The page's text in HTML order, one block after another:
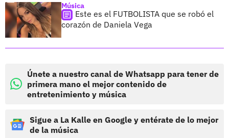
Música
Este es el FUTBOLISTA que se robó el
corazón de Daniela Vega
Únete a nuestro canal de Whatsapp para tener de
primera mano el mejor contenido de
entretenimiento y música
Sigue a La Kalle en Google y entérate de lo mejor
de la música